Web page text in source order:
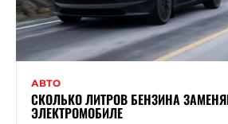
АВТО
СКОЛЬКО ЛИТРОВ БЕНЗИНА
ЭЛЕКТРОМОБИЛЕ